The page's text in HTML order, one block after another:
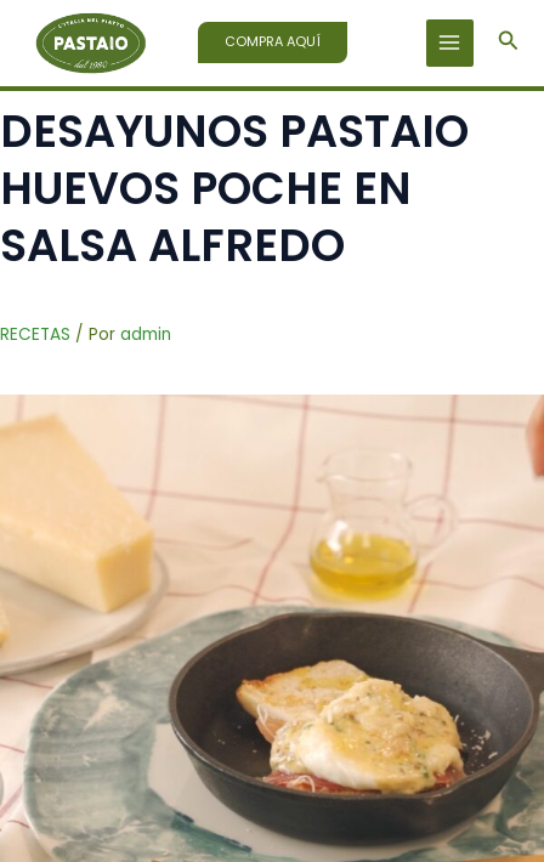
contenido
COMPRA AQUÍ
DESAYUNOS PASTAIO
HUEVOS POCHE EN
SALSA ALFREDO
RECETAS / Por admin